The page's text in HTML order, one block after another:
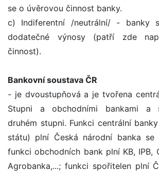
se o úvěrovou činnost banky.
c) Indiferentní /neutrální/ - banky
dodatečné výnosy (patří zde
činnost).
Bankovní soustava ČR
- je dvoustupňová a je tvořena
Stupni a obchodními bankami a
druhém stupni. Funkci centrální
státu) plní Česká národní banka se
funkci obchodních bank plní KB, IPB,
Agrobanka,...; funkci spořitelen plní